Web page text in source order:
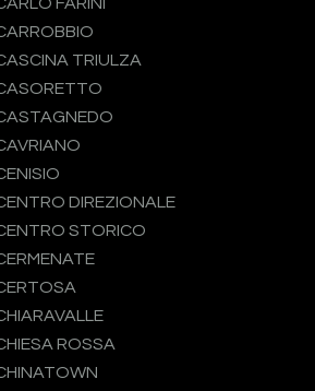
TRIULZA
DIREZIONALE
STORICO
ROSSA